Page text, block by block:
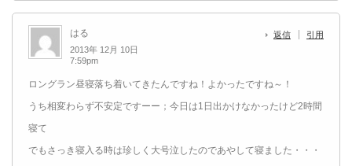
はる
2013年 12月 10日
7:59pm
返信 引用
ロングラン昼寝落ち着いてきたんですね！よかったですね～！
うち相変わらず不安定ですーー；今日は1日出かけなかったけど2時間
寝て
でもさっき寝入る時は珍しく大号泣したのであやして寝ました・・・